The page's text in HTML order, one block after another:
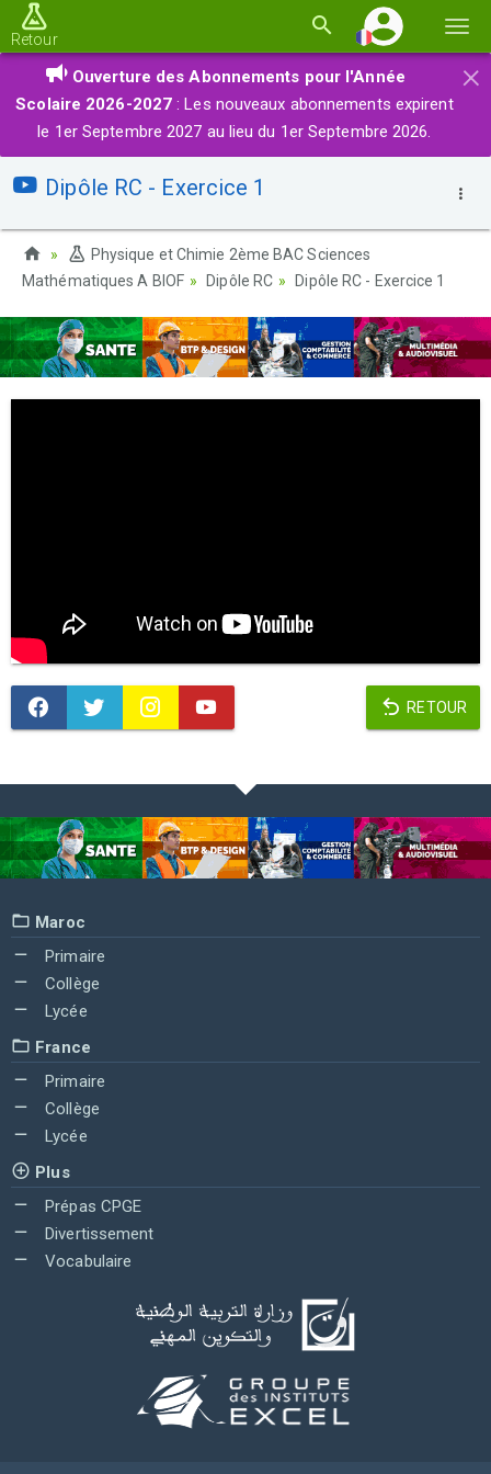
la
Retour
×
Ouverture des Abonnements pour l'Année
Scolaire 2026-2027 : Les nouveaux abonnements expirent
le 1er Septembre 2027 au lieu du 1er Septembre 2026.
Dipôle RC - Exercice 1
Physique et Chimie 2ème BAC Sciences
Mathématiques A BIOF
Dipôle RC Dipôle RC - Exercice 1
RETOUR
Maroc
Primaire
Collège
Lycée
France
Primaire
Collège
Lycée
Plus
Prépas CPGE
Divertissement
Vocabulaire